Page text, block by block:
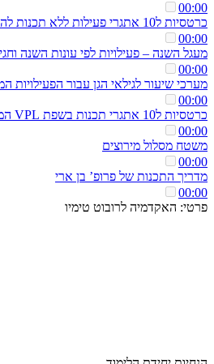
00:00
כרטסיות ל10 אתגרי פעילות ללא תכנות להדפיס ולחלק
00:00
מעגל השנה – פעילויות לפי עונות השנה
00:00
מערכי שיעור לגילאי הגן עבור הפעילויות
00:00
כרטסיות ל10 אתגרי תכנות בשפת VPL המיוחדת של טימיו
00:00
משטח מסלול מירוצים
00:00
מדריך התכנות של פרופ’ בן ארי
00:00
פרטי: האקדמיה לרובוט טימיו